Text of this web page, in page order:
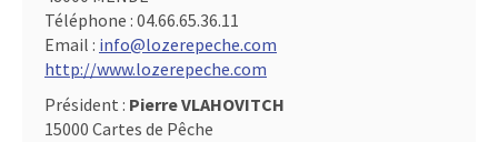
Téléphone : 04.66.65.36.11
Email : info@lozerepeche.com
http://www.lozerepeche.com
Président : Pierre VLAHOVITCH
15000 Cartes de Pêche